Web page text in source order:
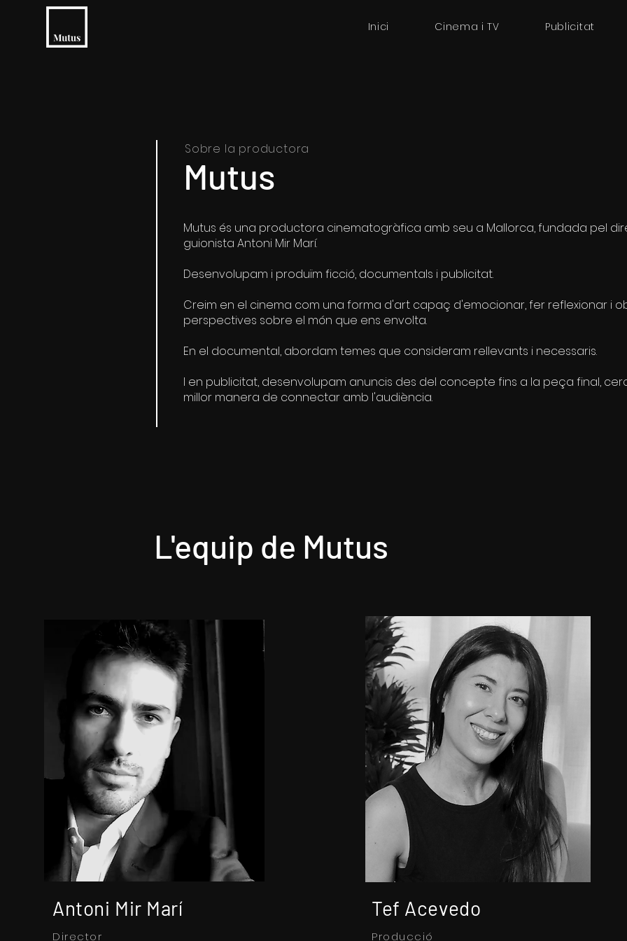
Inici Cinema i TV Publicitat
Sobre la productora
Mutus
Mutus és una productora cinematogràfica amb seu a Mallorca, fundada pel
guionista Antoni Mir Marí.
Desenvolupam i produïm ficció, documentals i publicitat.
Creim en el cinema com una forma d'art capaç d'emocionar, fer reflexionar i
perspectives sobre el món que ens envolta.
En el documental, abordam temes que consideram rellevants i necessaris.
I en publicitat, desenvolupam anuncis des del concepte fins a la peça final,
millor manera de connectar amb l'audiència.
L'equip de Mutus
Antoni Mir Marí
Director
Tef Acevedo
Producció